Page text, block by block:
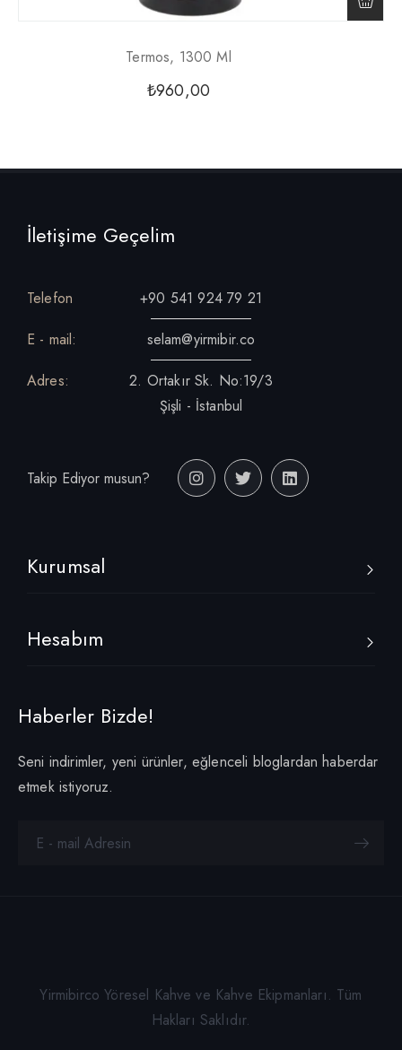
Termos, 1300 Ml
₺960,00
İletişime Geçelim
Telefon
+90 541 924 79 21
E - mail:
selam@yirmibir.co
Adres:
2. Ortakır Sk. No:19/3
Şişli - İstanbul
Takip Ediyor musun?
Kurumsal
Hesabım
Haberler Bizde!
Seni indirimler, yeni ürünler, eğlenceli bloglardan haberdar
etmek istiyoruz.
Yirmibirco Yöresel Kahve ve Kahve Ekipmanları. Tüm
Hakları Saklıdır.